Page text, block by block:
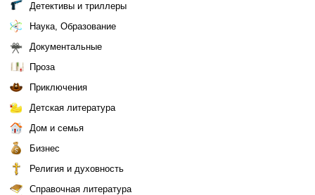
Детективы и триллеры
Наука, Образование
Документальные
Проза
Приключения
Детская литература
Дом и семья
Бизнес
Религия и духовность
Справочная литература